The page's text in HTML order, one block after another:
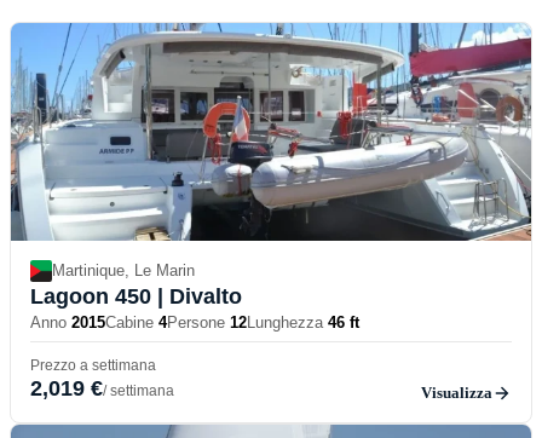
Martinique, Le Marin
Lagoon 450 | Divalto
Anno 2015Cabine 4Persone 12Lunghezza 46 ft
Prezzo a settimana
2,019 €/ settimana Visualizza